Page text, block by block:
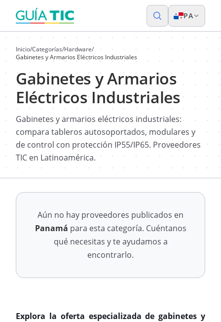
PA
Inicio/Categorías/Hardware/
Gabinetes y Armarios Eléctricos Industriales
Gabinetes y Armarios
Eléctricos Industriales
Gabinetes y armarios eléctricos industriales:
compara tableros autosoportados, modulares y
de control con protección IP55/IP65. Proveedores
TIC en Latinoamérica.
Aún no hay proveedores publicados en
Panamá para esta categoría. Cuéntanos
qué necesitas y te ayudamos a
encontrarlo.
Explora la oferta especializada de gabinetes y